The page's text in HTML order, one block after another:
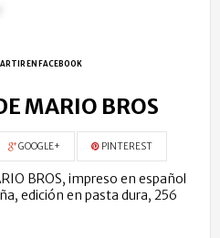
EN FACEBOOK
MARIO BROS
GOOGLE+ PINTEREST
BROS, impreso en español
edición en pasta dura, 256